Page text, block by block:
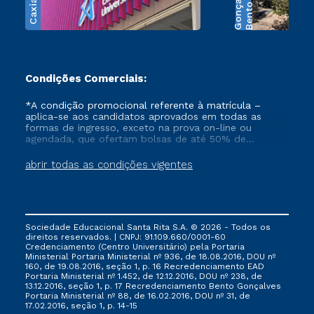
B
e
n
t
o
G
o
n
ç
a
l
v
e
Condições Comerciais:
abrir todas as condições vigentes
*A condição promocional referente à matrícula –
aplica-se aos candidatos aprovados em todas as
formas de ingresso, exceto na prova on-line ou
agendada, que ofertam bolsas de até 50% de
que ainda não tenham efetivado e/ou não tenham
cancelado ou trancado sua matrícula em uma das
FIES, Prouni e outros programas governamentais, e
não se acumula com nenhuma outra campanha
ofertada pela Instituição.
Sociedade Educacional Santa Rita S.A. © 2026 - Todos os
direitos reservados. | CNPJ: 91.109.660/0001-60
Credenciamento (Centro Universitário) pela Portaria
Ministerial Portaria Ministerial nº 936, de 18.08.2016, DOU nº
160, de 19.08.2016, seção 1, p. 16 Recredenciamento EAD
Portaria Ministerial nº 1.452, de 12.12.2016, DOU nº 238, de
13.12.2016, seção 1, p. 17 Recredenciamento Bento Gonçalves
Portaria Ministerial nº 88, de 16.02.2016, DOU nº 31, de
17.02.2016, seção 1, p. 14-15